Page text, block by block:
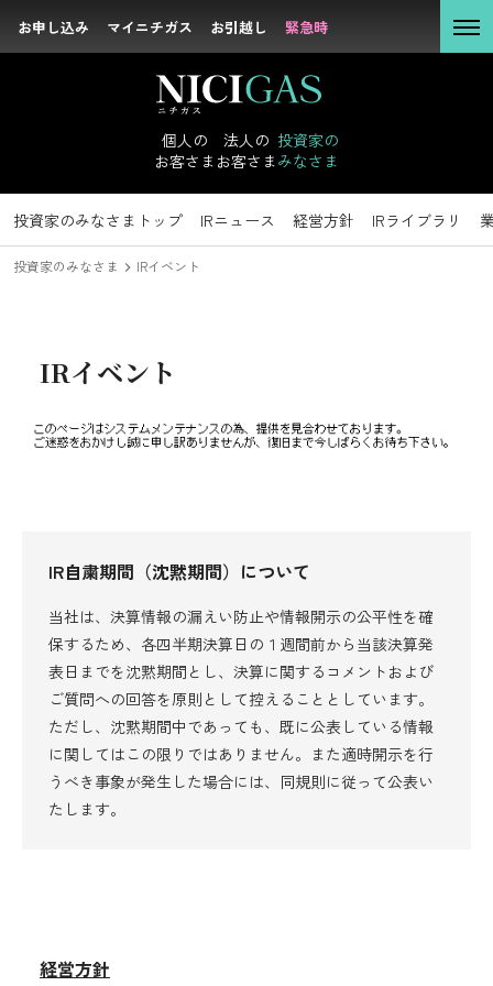
お申し込み マイニチガス お引越し 緊急時
個人の
お客さま
法人の
お客さま
投資家の
みなさま
投資家のみなさまトップ IRニュース 経営方針 IRライブラリ
サステナビリティトップ トップコミットメント 方針・マテリア
企業情報トップ 社長メッセージ 経営理念 沿革 会社概要
採用情報トップ 新卒採用 キャリア採用
お申し込み マイニチガス お引越し 緊急時
投資家のみなさま
IRライブラリ
IRイベント
個人投資家のみなさまへ
お客さま
投資家の
お問い合わせ先
よくある質問
English
投資家のみなさま IRイベント
IRイベント
IR自粛期間（沈黙期間）について
当社は、決算情報の漏えい防止や情報開示の公平性を確
保するため、各四半期決算日の１週間前から当該決算発
表日までを沈黙期間とし、決算に関するコメントおよび
ご質問への回答を原則として控えることとしています。
ただし、沈黙期間中であっても、既に公表している情報
に関してはこの限りではありません。また適時開示を行
うべき事象が発生した場合には、同規則に従って公表い
たします。
経営方針